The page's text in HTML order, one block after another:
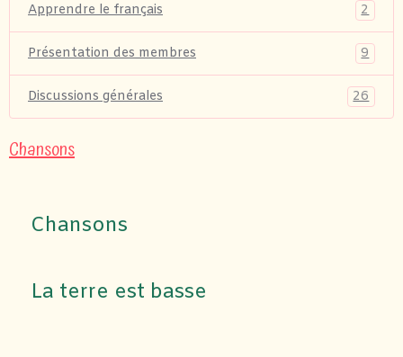
Apprendre le français 2
Présentation des membres 9
Discussions générales 26
Chansons
Chansons
La terre est basse